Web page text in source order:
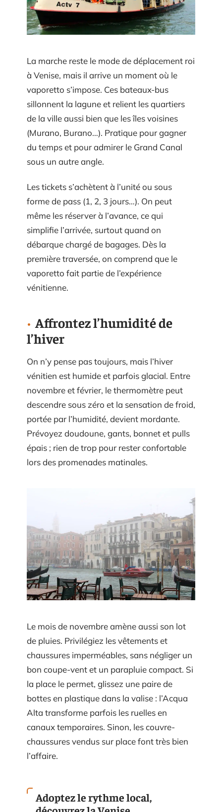
La marche reste le mode de déplacement roi
à Venise, mais il arrive un moment où le
vaporetto s’impose. Ces bateaux-bus
sillonnent la lagune et relient les quartiers
de la ville aussi bien que les îles voisines
(Murano, Burano…). Pratique pour gagner
du temps et pour admirer le Grand Canal
sous un autre angle.
Les tickets s’achètent à l’unité ou sous
forme de pass (1, 2, 3 jours…). On peut
même les réserver à l’avance, ce qui
simplifie l’arrivée, surtout quand on
débarque chargé de bagages. Dès la
première traversée, on comprend que le
vaporetto fait partie de l’expérience
vénitienne.
Affrontez l’humidité de
l’hiver
On n’y pense pas toujours, mais l’hiver
vénitien est humide et parfois glacial. Entre
novembre et février, le thermomètre peut
descendre sous zéro et la sensation de froid,
portée par l’humidité, devient mordante.
Prévoyez doudoune, gants, bonnet et pulls
épais ; rien de trop pour rester confortable
lors des promenades matinales.
Le mois de novembre amène aussi son lot
de pluies. Privilégiez les vêtements et
chaussures imperméables, sans négliger un
bon coupe-vent et un parapluie compact. Si
la place le permet, glissez une paire de
bottes en plastique dans la valise : l’Acqua
Alta transforme parfois les ruelles en
canaux temporaires. Sinon, les couvre-
chaussures vendus sur place font très bien
l’affaire.
Adoptez le rythme local,